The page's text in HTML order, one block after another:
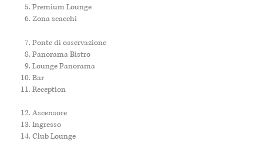
Premium Lounge
Zona scacchi
Ponte di osservazione
Panorama Bistro
Lounge Panorama
Bar
Reception
Ascensore
Ingresso
Club Lounge